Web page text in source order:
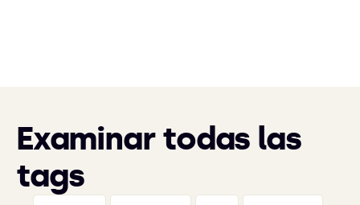
Examinar todas las
tags